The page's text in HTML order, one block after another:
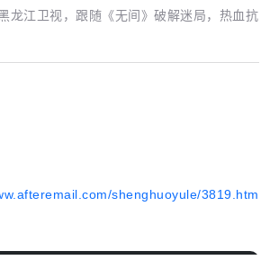
江卫视，跟随《无间》破解迷局，热血抗
shenghuoyule/3819.htm